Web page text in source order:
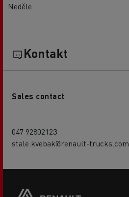
Neděle
Kontakt
Sales contact
047 92802123
stale.kvebak@renault-trucks.com